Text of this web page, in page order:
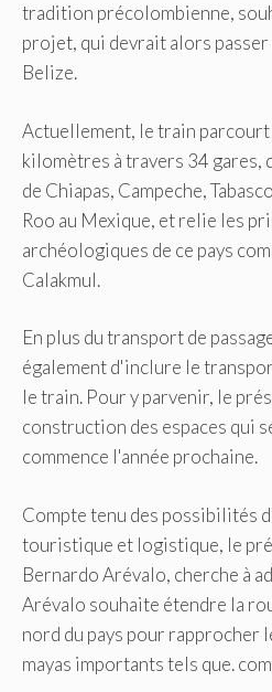
tradition précolombienne,
projet, qui devrait alors passer
Belize.
Actuellement, le train
kilomètres à travers 34 gares,
de Chiapas, Campeche,
Roo au Mexique, et relie les
archéologiques de ce pays
Calakmul.
En plus du transport de
également d'inclure le
le train. Pour y parvenir, le
construction des espaces qui
commence l'année prochaine.
Compte tenu des possibilités
touristique et logistique, le
Bernardo Arévalo, cherche à
Arévalo souhaite étendre la
nord du pays pour rapprocher
mayas importants tels que.